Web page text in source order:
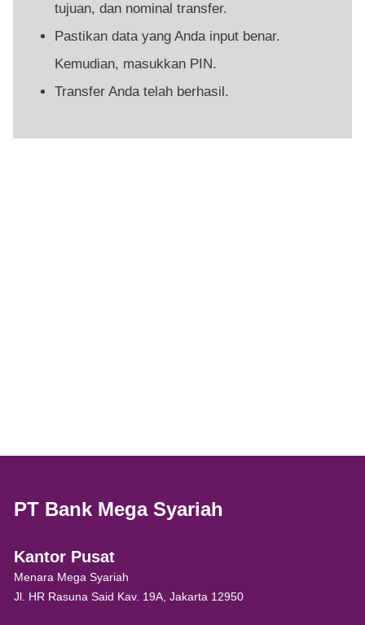
tujuan, dan nominal transfer.
Pastikan data yang Anda input benar.
Kemudian, masukkan PIN.
Transfer Anda telah berhasil.
PT Bank Mega Syariah
Kantor Pusat
Menara Mega Syariah
Jl. HR Rasuna Said Kav. 19A, Jakarta 12950